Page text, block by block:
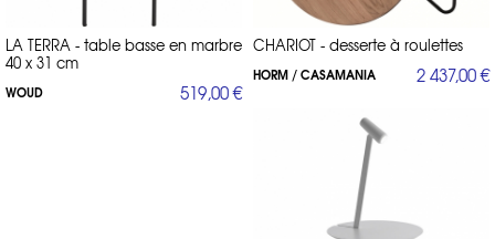
LA TERRA - table basse en marbre
40 x 31 cm
WOUD 519,00 €
CHARIOT - desserte à roulettes
HORM / CASAMANIA 2 437,00 €